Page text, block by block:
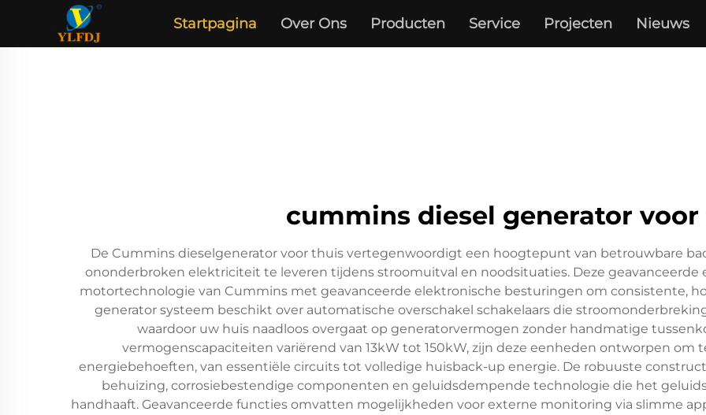
Startpagina Over Ons Producten Service Projecten Nieuws
cummins diesel generator
De Cummins dieselgenerator voor thuis vertegenwoordigt een hoogtepunt van betrouwbare
ononderbroken elektriciteit te leveren tijdens stroomuitval en noodsituaties. Deze
motortechnologie van Cummins met geavanceerde elektronische besturingen om consistente,
generator systeem beschikt over automatische overschakel schakelaars die
waardoor uw huis naadloos overgaat op generatorvermogen zonder handmatige
vermogenscapaciteiten variërend van 13kW tot 150kW, zijn deze eenheden ontworpen om
energiebehoeften, van essentiële circuits tot volledige huisback-up energie. De robuuste
behuizing, corrosiebestendige componenten en geluidsdempende technologie die het
handhaaft. Geavanceerde functies omvatten mogelijkheden voor externe monitoring via slimme